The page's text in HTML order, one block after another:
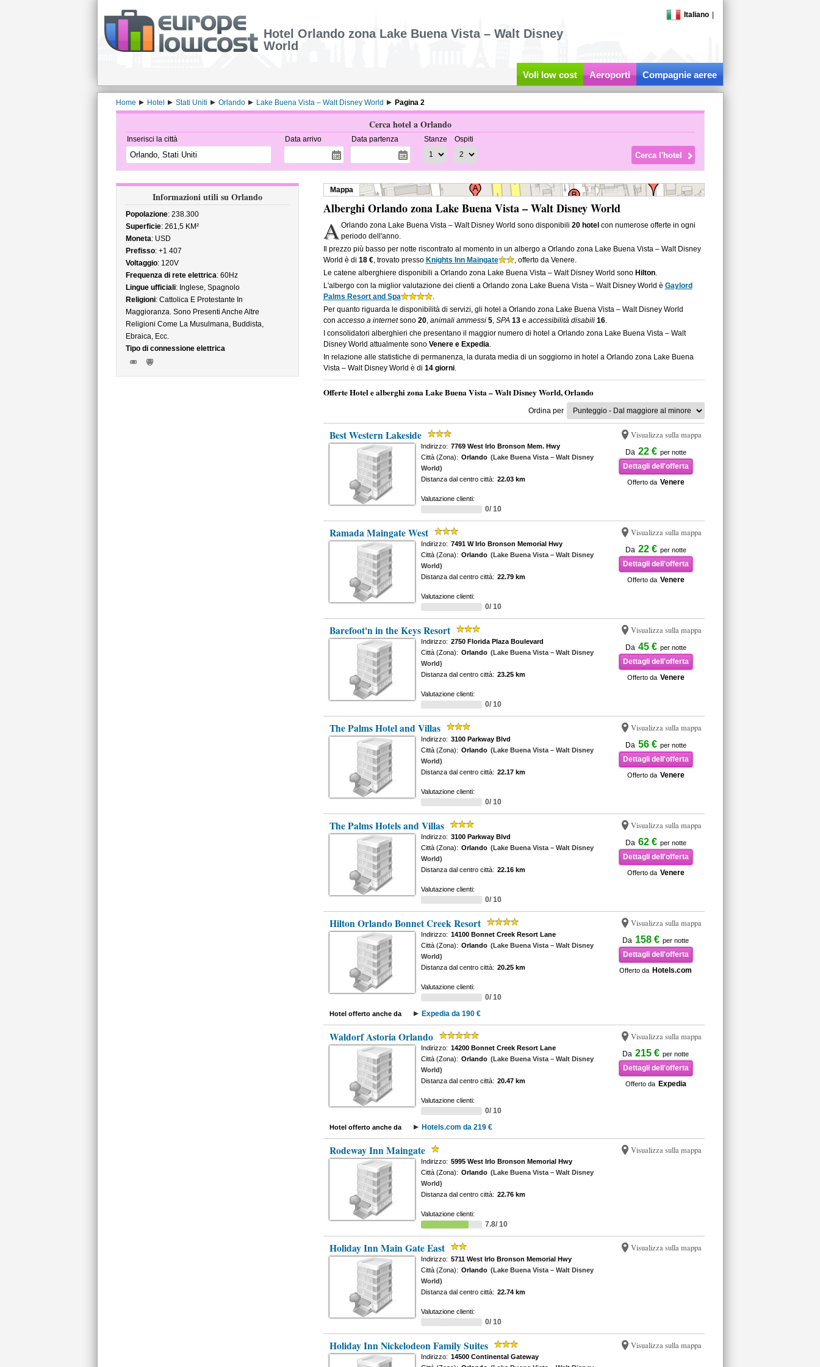
Italiano
Hotel Orlando zona Lake Buena Vista – Walt Disney
World
Voli low cost Aeroporti Compagnie aeree
Home Hotel Stati Uniti Orlando Lake Buena Vista – Walt Disney World Pagina 2
Cerca hotel a Orlando
Inserisci la città Data arrivo Data partenza Stanze Ospiti
Informazioni utili su Orlando
Popolazione: 238.300
Superficie: 261,5 KM²
Moneta: USD
Prefisso: +1 407
Voltaggio: 120V
Frequenza di rete elettrica: 60Hz
Lingue ufficiali: Inglese, Spagnolo
Religioni: Cattolica E Protestante In
Maggioranza. Sono Presenti Anche Altre
Religioni Come La Musulmana, Buddista,
Ebraica, Ecc.
Tipo di connessione elettrica
Mappa
Alberghi Orlando zona Lake Buena Vista – Walt Disney World
A Orlando zona Lake Buena Vista – Walt Disney World sono disponibili20 hotel con numerose offerte in ogni
periodo dell'anno.
Il prezzo più basso per notte riscontrato al momento in un albergo a Orlando zona Lake Buena Vista – Walt Disney
World è di 18 €, trovato presso Knights Inn Maingate
, offerto da Venere.
Le catene alberghiere disponibili a Orlando zona Lake Buena Vista – Walt Disney World sono Hilton.
L'albergo con la miglior valutazione dei clienti a Orlando zona Lake Buena Vista – Walt Disney World è Gaylord
Palms Resort and Spa
.
Per quanto riguarda le disponibilità di servizi, gli hotel a Orlando zona Lake Buena Vista – Walt Disney World
con accesso a internetsono 20, animali ammessi 5, SPA 13e accessibilità disabili 16.
I consolidatori alberghieri che presentano il maggior numero di hotel a Orlando zona Lake Buena Vista – Walt
Disney World attualmente sono Venere e Expedia.
In relazione alle statistiche di permanenza, la durata media di un soggiorno in hotel a Orlando zona Lake Buena
Vista – Walt Disney World è di 14 giorni.
Offerte Hotel e alberghi zona Lake Buena Vista – Walt Disney World, Orlando
Ordina per
Best Western Lakeside Visualizza sulla mappa
Da 22 € per notte
Dettagli dell'offerta
Offerto da Venere
Indirizzo: 7769 West Irlo Bronson Mem. Hwy
Città (Zona): Orlando (Lake Buena Vista – Walt Disney
World)
Distanza dal centro città: 22.03 km
Valutazione clienti:
0/ 10
Ramada Maingate West Visualizza sulla mappa
Da 22 € per notte
Dettagli dell'offerta
Offerto da Venere
Indirizzo: 7491 W Irlo Bronson Memorial Hwy
Città (Zona): Orlando (Lake Buena Vista – Walt Disney
World)
Distanza dal centro città: 22.79 km
Valutazione clienti:
0/ 10
Barefoot'n in the Keys Resort Visualizza sulla mappa
Da 45 € per notte
Dettagli dell'offerta
Offerto da Venere
Indirizzo: 2750 Florida Plaza Boulevard
Città (Zona): Orlando (Lake Buena Vista – Walt Disney
World)
Distanza dal centro città: 23.25 km
Valutazione clienti:
0/ 10
The Palms Hotel and Villas Visualizza sulla mappa
Da 56 € per notte
Dettagli dell'offerta
Offerto da Venere
Indirizzo: 3100 Parkway Blvd
Città (Zona): Orlando (Lake Buena Vista – Walt Disney
World)
Distanza dal centro città: 22.17 km
Valutazione clienti:
0/ 10
The Palms Hotels and Villas Visualizza sulla mappa
Da 62 € per notte
Dettagli dell'offerta
Offerto da Venere
Indirizzo: 3100 Parkway Blvd
Città (Zona): Orlando (Lake Buena Vista – Walt Disney
World)
Distanza dal centro città: 22.16 km
Valutazione clienti:
0/ 10
Hilton Orlando Bonnet Creek Resort Visualizza sulla mappa
Da 158 € per notte
Dettagli dell'offerta
Offerto da Hotels.com
Indirizzo: 14100 Bonnet Creek Resort Lane
Città (Zona): Orlando (Lake Buena Vista – Walt Disney
World)
Distanza dal centro città: 20.25 km
Valutazione clienti:
0/ 10
Hotel offerto anche da Expedia da 190 €
Waldorf Astoria Orlando Visualizza sulla mappa
Da 215 € per notte
Dettagli dell'offerta
Offerto da Expedia
Indirizzo: 14200 Bonnet Creek Resort Lane
Città (Zona): Orlando (Lake Buena Vista – Walt Disney
World)
Distanza dal centro città: 20.47 km
Valutazione clienti:
0/ 10
Hotel offerto anche da Hotels.com da 219 €
Rodeway Inn Maingate Visualizza sulla mappa
Indirizzo: 5995 West Irlo Bronson Memorial Hwy
Città (Zona): Orlando (Lake Buena Vista – Walt Disney
World)
Distanza dal centro città: 22.76 km
Valutazione clienti:
7.8/ 10
Holiday Inn Main Gate East Visualizza sulla mappa
Indirizzo: 5711 West Irlo Bronson Memorial Hwy
Città (Zona): Orlando (Lake Buena Vista – Walt Disney
World)
Distanza dal centro città: 22.74 km
Valutazione clienti:
0/ 10
Holiday Inn Nickelodeon Family Suites Visualizza sulla mappa
Indirizzo: 14500 Continental Gateway